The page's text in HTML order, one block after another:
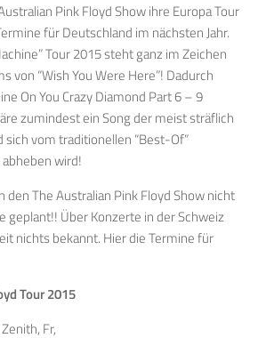
Pink Floyd Show ihre Europa Tour
für Deutschland im nächsten Jahr.
Tour 2015 steht ganz im Zeichen
von “Wish You Were Here”! Dadurch
On You Crazy Diamond Part 6 – 9
zumindest ein Song der meist sträflich
vom traditionellen “Best-Of”
wird!
den The Australian Pink Floyd Show nicht
geplant!! Über Konzerte in der Schweiz
nichts bekannt. Hier die Termine für
Tour 2015
Zenith, Fr,